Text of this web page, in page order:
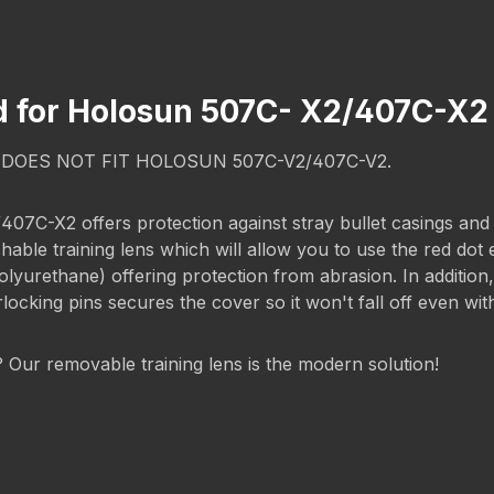
Holosun 507C- X2/407C-
NOT FIT HOLOSUN 507C-V2/407C-V2.
X2 offers protection against stray bullet casings
training lens which will allow you to use the red
offering protection from abrasion. In
pins secures the cover so it won't fall off even
removable training lens is the modern solution!